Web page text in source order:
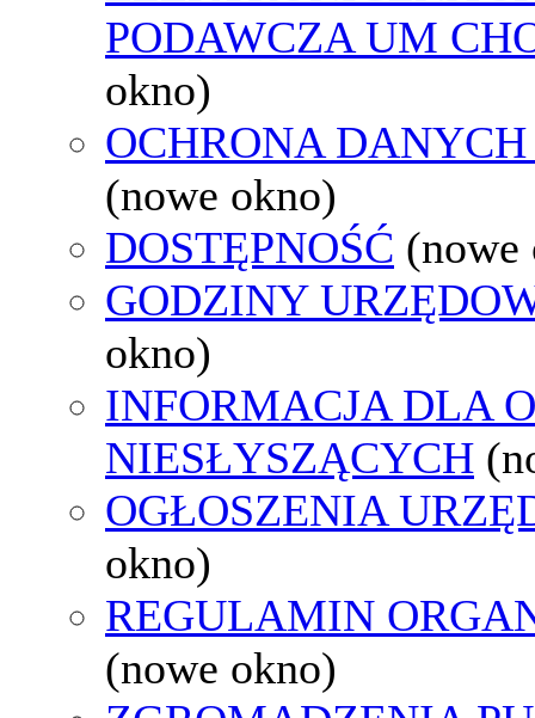
PODAWCZA UM
okno)
OCHRONA
(nowe okno)
DOSTĘPNOŚĆ (nowe
GODZINY
okno)
INFORMACJA DLA
NIESŁYSZĄCYCH
OGŁOSZENIA
okno)
REGULAMIN
(nowe okno)